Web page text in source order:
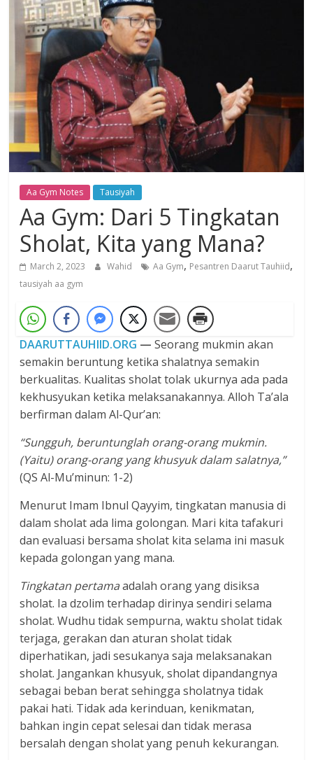
Dzikir,
Fikir,
Ikhtiar
Aa Gym Notes Tausiyah
Aa Gym: Dari 5 Tingkatan
Sholat, Kita yang Mana?
March 2, 2023 Wahid Aa Gym, Pesantren Daarut Tauhiid,
tausiyah aa gym
DAARUTTAUHIID.ORG — Seorang mukmin akan
semakin beruntung ketika shalatnya semakin
berkualitas. Kualitas sholat tolak ukurnya ada pada
kekhusyukan ketika melaksanakannya. Alloh Ta’ala
berfirman dalam Al-Qur’an:
“Sungguh, beruntunglah orang-orang mukmin.
(Yaitu) orang-orang yang khusyuk dalam salatnya,”
(QS Al-Mu’minun: 1-2)
Menurut Imam Ibnul Qayyim, tingkatan manusia di
dalam sholat ada lima golongan. Mari kita tafakuri
dan evaluasi bersama sholat kita selama ini masuk
kepada golongan yang mana.
Tingkatan pertamaadalah orang yang disiksa
sholat. Ia dzolim terhadap dirinya sendiri selama
sholat. Wudhu tidak sempurna, waktu sholat tidak
terjaga, gerakan dan aturan sholat tidak
diperhatikan, jadi sesukanya saja melaksanakan
sholat. Jangankan khusyuk, sholat dipandangnya
sebagai beban berat sehingga sholatnya tidak
pakai hati. Tidak ada kerinduan, kenikmatan,
bahkan ingin cepat selesai dan tidak merasa
bersalah dengan sholat yang penuh kekurangan.